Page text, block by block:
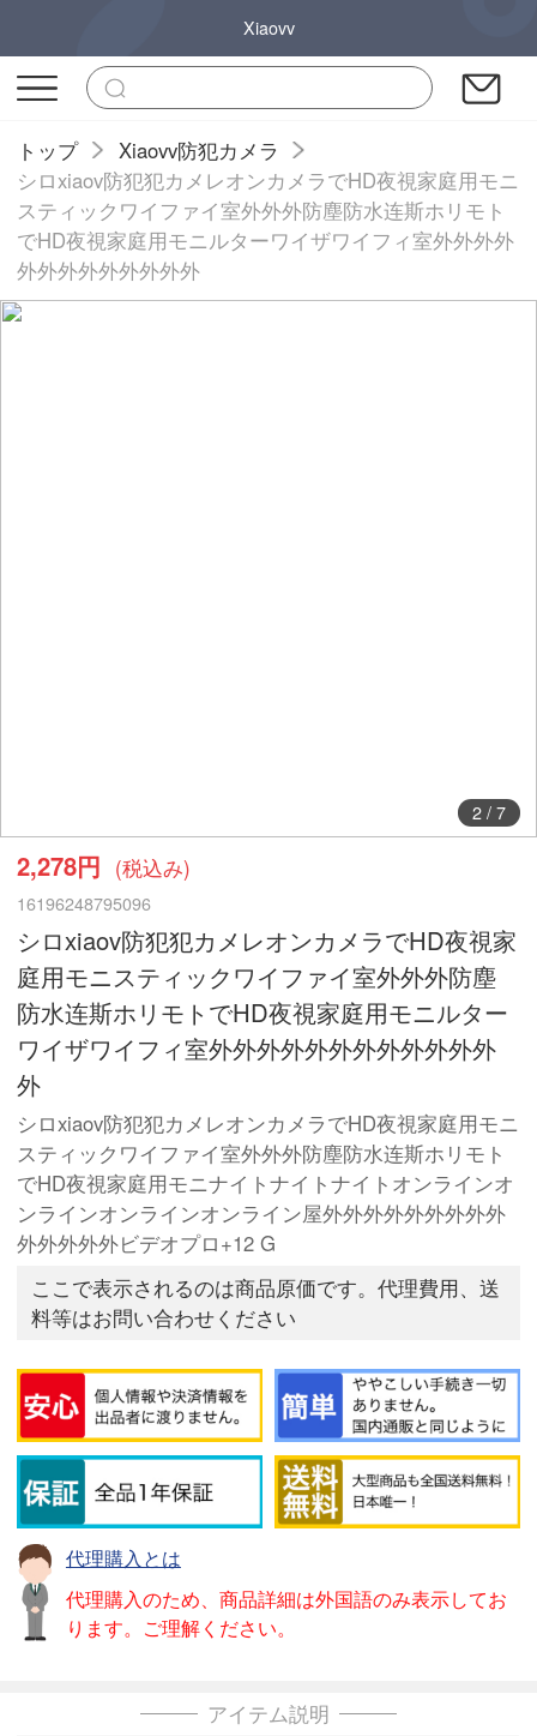
Xiaovv
トップ
Xiaovv防犯カメラ
シロxiaov防犯犯カメレオンカメラでHD夜視家庭用モニ
スティックワイファイ室外外外防塵防水连斯ホリモト
でHD夜視家庭用モニルターワイザワイフィ室外外外外
外外外外外外外外外
2/ 7
2,278円 (税込み)
16196248795096
シロxiaov防犯犯カメレオンカメラでHD夜視家
庭用モニスティックワイファイ室外外外防塵
防水连斯ホリモトでHD夜視家庭用モニルター
ワイザワイフィ室外外外外外外外外外外外外
外
シロxiaov防犯犯カメレオンカメラでHD夜視家庭用モニ
スティックワイファイ室外外外防塵防水连斯ホリモト
でHD夜視家庭用モニナイトナイトナイトオンラインオ
ンラインオンラインオンライン屋外外外外外外外外外
外外外外外ビデオプロ+12 G
ここで表示されるのは商品原価です。代理費用、送
料等はお問い合わせください
代理購入とは
代理購入のため、商品詳細は外国語のみ表示してお
ります。ご理解ください。
アイテム説明